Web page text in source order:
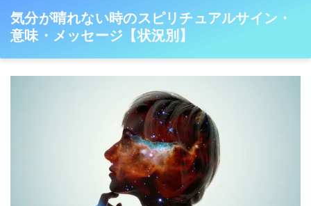
気分が晴れない時のスピリチュアルサイン・
意味・メッセージ【状況別】